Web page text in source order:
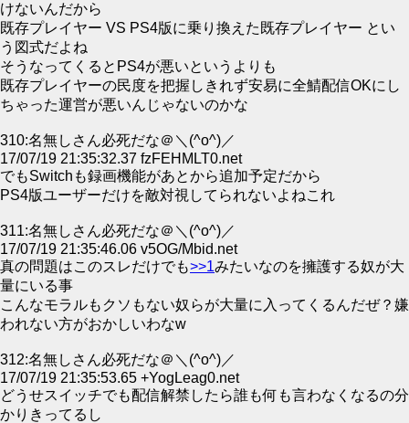
けないんだから
既存プレイヤー VS PS4版に乗り換えた既存プレイヤー とい
う図式だよね
そうなってくるとPS4が悪いというよりも
既存プレイヤーの民度を把握しきれず安易に全鯖配信OKにし
ちゃった運営が悪いんじゃないのかな
310:名無しさん必死だな＠＼(^o^)／
17/07/19 21:35:32.37 fzFEHMLT0.net
でもSwitchも録画機能があとから追加予定だから
PS4版ユーザーだけを敵対視してられないよねこれ
311:名無しさん必死だな＠＼(^o^)／
17/07/19 21:35:46.06 v5OG/Mbid.net
真の問題はこのスレだけでも>>1みたいなのを擁護する奴が大
量にいる事
こんなモラルもクソもない奴らが大量に入ってくるんだぜ？嫌
われない方がおかしいわなw
312:名無しさん必死だな＠＼(^o^)／
17/07/19 21:35:53.65 +YogLeag0.net
どうせスイッチでも配信解禁したら誰も何も言わなくなるの分
かりきってるし